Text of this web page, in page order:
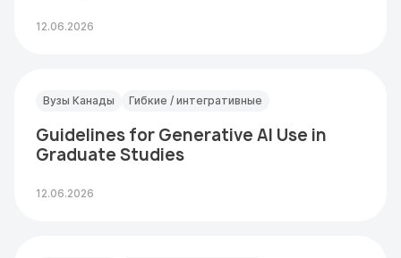
12.06.2026
Вузы Канады Гибкие / интегративные
Guidelines for Generative AI Use in
Graduate Studies
12.06.2026